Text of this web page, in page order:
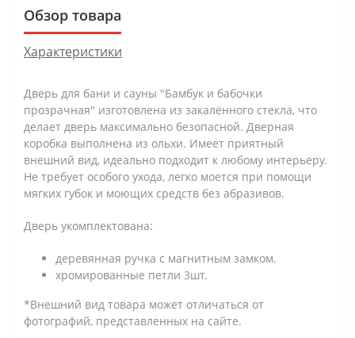
Обзор товара
Характеристики
Дверь для бани и сауны "Бамбук и бабочки
прозрачная" изготовлена из закалённого стекла, что
делает дверь максимально безопасной. Дверная
коробка выполнена из ольхи. Имеет приятный
внешний вид, идеально подходит к любому интерьеру.
Не требует особого ухода, легко моется при помощи
мягких губок и моющих средств без абразивов.
Дверь укомплектована:
деревянная ручка с магнитным замком.
хромированные петли 3шт.
*Внешний вид товара может отличаться от
фотографий, представленных на сайте.